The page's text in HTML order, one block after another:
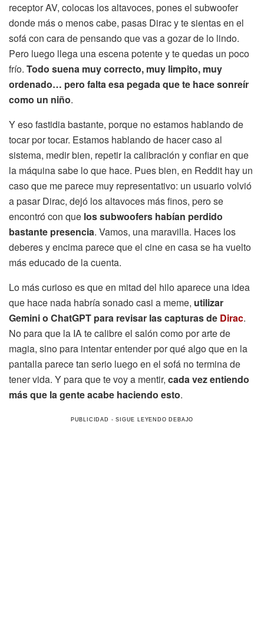
receptor AV, colocas los altavoces, pones el subwoofer
donde más o menos cabe, pasas Dirac y te sientas en el
sofá con cara de pensando que vas a gozar de lo lindo.
Pero luego llega una escena potente y te quedas un poco
frío. Todo suena muy correcto, muy limpito, muy
ordenado… pero falta esa pegada que te hace sonreír
como un niño.
Y eso fastidia bastante, porque no estamos hablando de
tocar por tocar. Estamos hablando de hacer caso al
sistema, medir bien, repetir la calibración y confiar en que
la máquina sabe lo que hace. Pues bien, en Reddit hay un
caso que me parece muy representativo: un usuario volvió
a pasar Dirac, dejó los altavoces más finos, pero se
encontró con que los subwoofers habían perdido
bastante presencia. Vamos, una maravilla. Haces los
deberes y encima parece que el cine en casa se ha vuelto
más educado de la cuenta.
Lo más curioso es que en mitad del hilo aparece una idea
que hace nada habría sonado casi a meme, utilizar
Gemini o ChatGPT para revisar las capturas de Dirac.
No para que la IA te calibre el salón como por arte de
magia, sino para intentar entender por qué algo que en la
pantalla parece tan serio luego en el sofá no termina de
tener vida. Y para que te voy a mentir, cada vez entiendo
más que la gente acabe haciendo esto.